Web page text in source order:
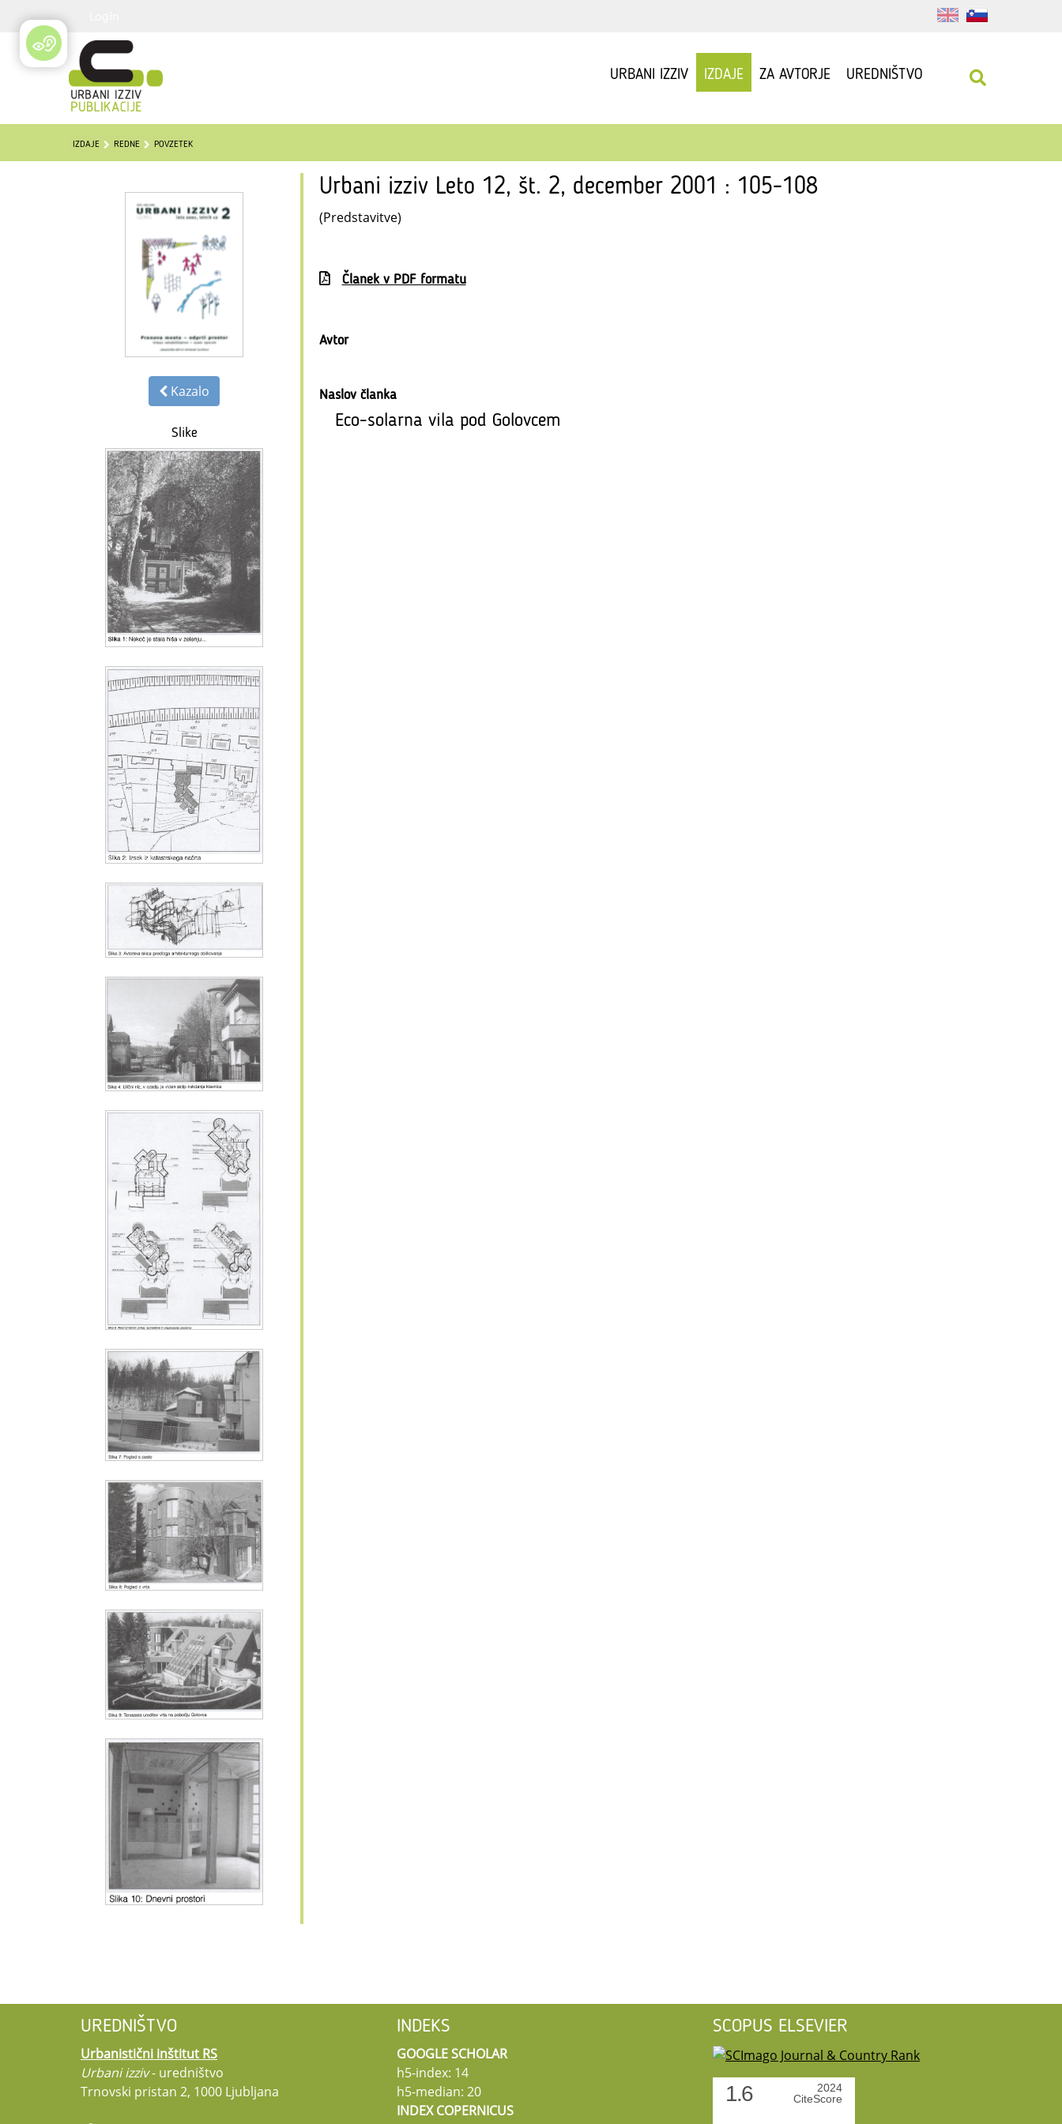
URBANI IZZIV IZDAJE ZA AVTORJE UREDNIŠTVO
IZDAJE REDNE POVZETEK
Kazalo
Slike
Urbani izziv Leto 12, št. 2, december 2001 : 105-108
(Predstavitve)
Članek v PDF formatu
Avtor
Naslov članka
Eco-solarna vila pod Golovcem
UREDNIŠTVO
Urbanistični inštitut RS
Urbani izziv- uredništvo
Trnovski pristan 2, 1000 Ljubljana
INDEKS
GOOGLE SCHOLAR
h5-index: 14
h5-median: 20
INDEX COPERNICUS
SCOPUS ELSEVIER
1.6
2024
CiteScore